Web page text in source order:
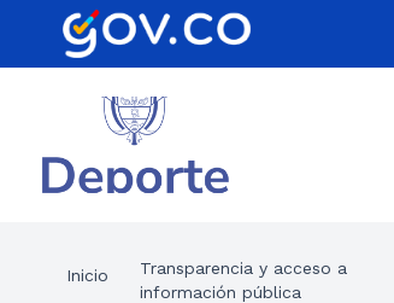
Inicio
Transparencia y acceso a
información pública